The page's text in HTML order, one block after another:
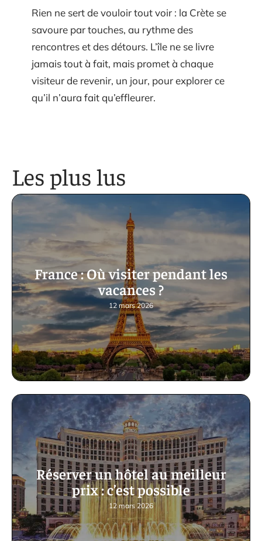
Rien ne sert de vouloir tout voir : la Crète se
savoure par touches, au rythme des
rencontres et des détours. L’île ne se livre
jamais tout à fait, mais promet à chaque
visiteur de revenir, un jour, pour explorer ce
qu’il n’aura fait qu’effleurer.
Les plus lus
France : Où visiter pendant les
vacances ?
12 mars 2026
Réserver un hôtel au meilleur
prix : c’est possible
12 mars 2026